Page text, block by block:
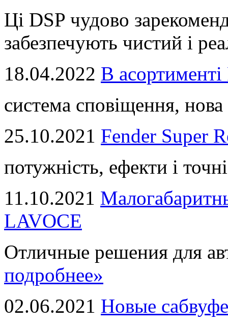
Ці DSP чудово
забезпечують чистий і
18.04.2022 В
система сповіщення,
25.10.2021 Fender Super
потужність, ефекти і
11.10.2021
LAVOCE
Отличные решения для
подробнее»
02.06.2021 Новые